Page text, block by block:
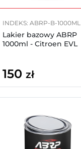
INDEKS: ABRP-B-1000ML
Lakier bazowy ABRP
1000ml - Citroen EVL
150 zł